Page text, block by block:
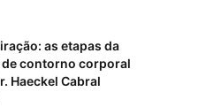
as etapas da
contorno corporal
Haeckel Cabral